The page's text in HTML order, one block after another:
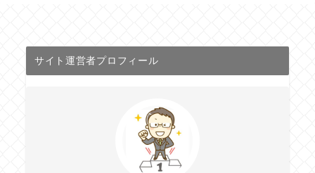
サイト運営者プロフィール